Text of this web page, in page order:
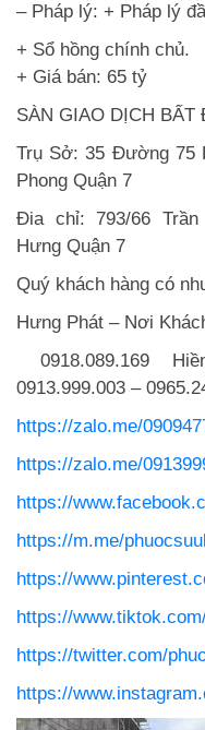
– Pháp lý: + Pháp lý
+ Sổ hồng chính chủ.
+ Giá bán: 65 tỷ
SÀN GIAO DỊCH
Trụ Sở: 35 Đường 75
Phong Quận 7
Đia chỉ: 793/66
Hưng Quận 7
Quý khách hàng có
Hưng Phát – Nơi
0918.089.169
0913.999.003 –
https://zalo.me/
https://zalo.me/
https://
https://m.me/
https://
https://
https://twitter.com/
https://